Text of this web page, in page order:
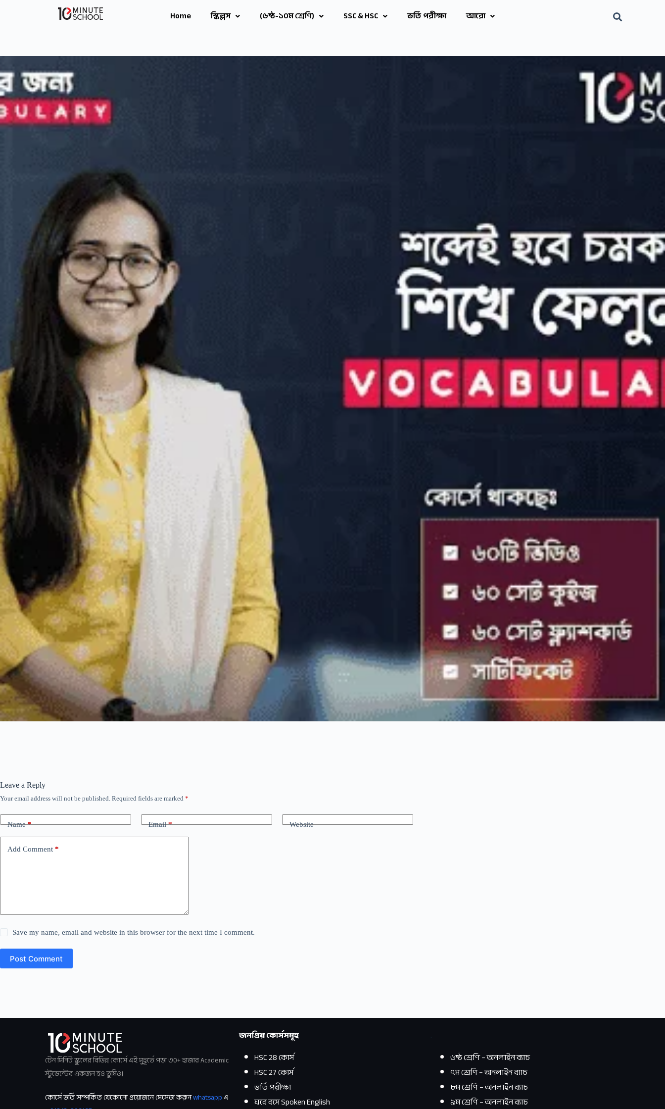
Home স্কিল্লস (৬ষ্ঠ-১০ম শ্রেণি) SSC & HSC ভর্তি পরীক্ষা আরো
Leave a Reply
Your email address will not be published. Required fields are marked *
Name* Email* Website
Add Comment *
Save my name, email and website in this browser for the next time I comment.
Post Comment
টেন মিনিট স্কুলের বিভিন্ন কোর্সে এই মুহূর্তে পড়া ৩০+ হাজার Academic
স্টুডেন্টের একজন হও তুমিও।
কোর্সে ভর্তি সম্পর্কিত যেকোনো প্রয়োজনে মেসেজ করুনwhatsappএ
জনপ্রিয় কোর্সসমূহ
HSC 28 কোর্স
HSC 27 কোর্স
ভর্তি পরীক্ষা
ঘরে বসে Spoken English
.
৬ষ্ঠ শ্রেণি – অনলাইন ব্যাচ
৭ম শ্রেণি – অনলাইন ব্যাচ
৮ম শ্রেণি – অনলাইন ব্যাচ
৯ম শ্রেণি – অনলাইন ব্যাচ